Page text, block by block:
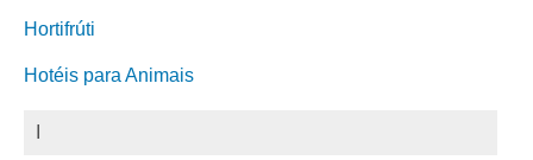
Hortifrúti
Hotéis para Animais